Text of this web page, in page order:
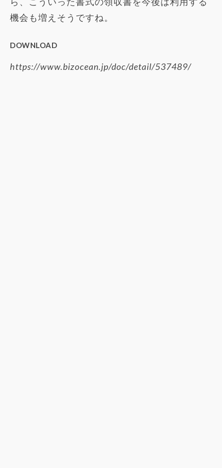
機会も増えそうですね。
DOWNLOAD
https://www.bizocean.jp/doc/detail/537489/